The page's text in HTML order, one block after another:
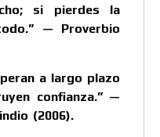
si pierdes la
— Proverbio
a largo plazo
confianza.” —
(2006).